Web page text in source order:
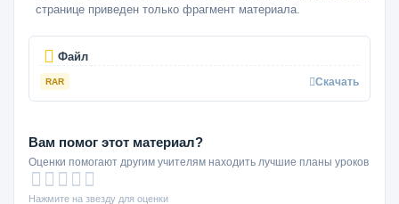
странице приведен только фрагмент материала.
Файл
RAR Скачать
Вам помог этот материал?
Оценки помогают другим учителям находить лучшие планы уроков
Нажмите на звезду для оценки